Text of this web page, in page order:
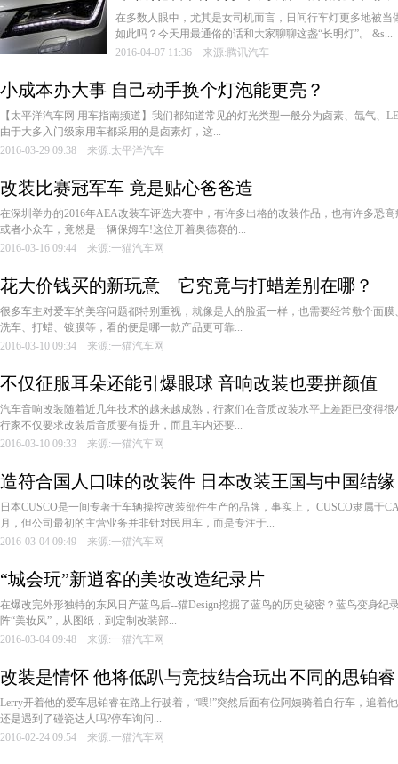
在多数人眼中，尤其是女司机而言，日间行车灯更多地被
如此吗？今天用最通俗的话和大家聊聊这盏“长明灯”。 &s...
2016-04-07 11:36 来源:腾讯汽车
小成本办大事 自己动手换个灯泡能更亮？
【太平洋汽车网 用车指南频道】我们都知道常见的灯光类型一般分为卤素、氙气、
由于大多入门级家用车都采用的是卤素灯，这...
2016-03-29 09:38 来源:太平洋汽车
改装比赛冠军车 竟是贴心爸爸造
在深圳举办的2016年AEA改装车评选大赛中，有许多出格的改装作品，也有许多恐
或者小众车，竟然是一辆保姆车!这位开着奥德赛的...
2016-03-16 09:44 来源:一猫汽车网
花大价钱买的新玩意 它究竟与打蜡差别在哪？
很多车主对爱车的美容问题都特别重视，就像是人的脸蛋一样，也需要经常敷个面
洗车、打蜡、镀膜等，看的便是哪一款产品更可靠...
2016-03-10 09:34 来源:一猫汽车网
不仅征服耳朵还能引爆眼球 音响改装也要拼颜值
汽车音响改装随着近几年技术的越来越成熟，行家们在音质改装水平上差距已变得
行家不仅要求改装后音质要有提升，而且车内还要...
2016-03-10 09:33 来源:一猫汽车网
造符合国人口味的改装件 日本改装王国与中国结缘
日本CUSCO是一间专著于车辆操控改装部件生产的品牌，事实上， CUSCO隶属于
月，但公司最初的主营业务并非针对民用车，而是专注于...
2016-03-04 09:49 来源:一猫汽车网
“城会玩”新逍客的美妆改造纪录片
在爆改完外形独特的东风日产蓝鸟后--猫Design挖掘了蓝鸟的历史秘密？蓝鸟变身纪
阵“美妆风”，从图纸，到定制改装部...
2016-03-04 09:48 来源:一猫汽车网
改装是情怀 他将低趴与竞技结合玩出不同的思铂睿
Lerry开着他的爱车思铂睿在路上行驶着，“喂!”突然后面有位阿姨骑着自行车，追着
还是遇到了碰瓷达人吗?停车询问...
2016-02-24 09:54 来源:一猫汽车网